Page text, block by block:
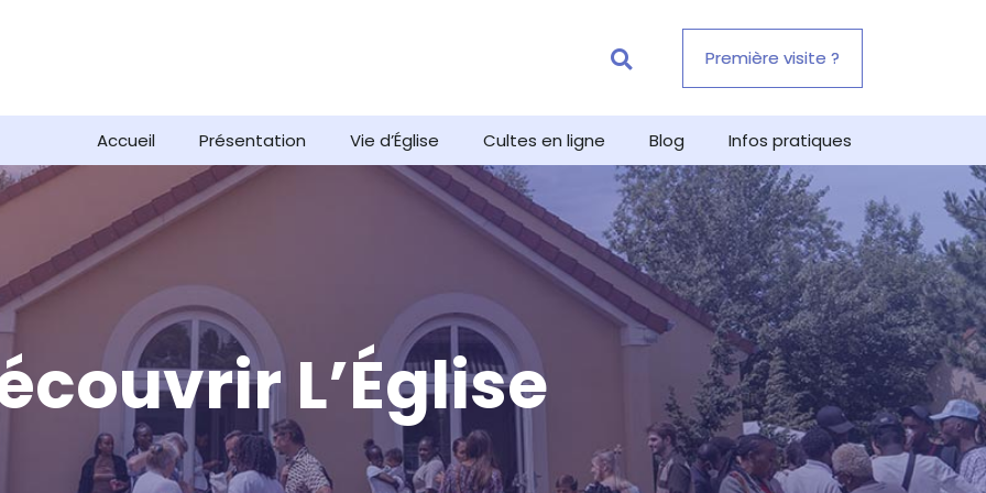
Première visite ?
Accueil Présentation Vie d’Église Cultes en ligne Blog Infos pratiques
L’Église